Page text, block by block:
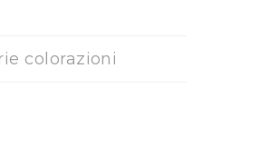
colorazioni